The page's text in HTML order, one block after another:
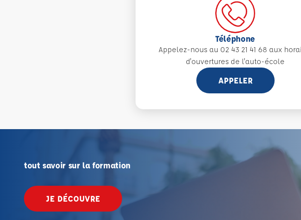
Téléphone
Appelez-nous au 02 43 21 41 68 aux
d'ouvertures de l'auto-école
APPELER
tout savoir sur la formation
JE DÉCOUVRE